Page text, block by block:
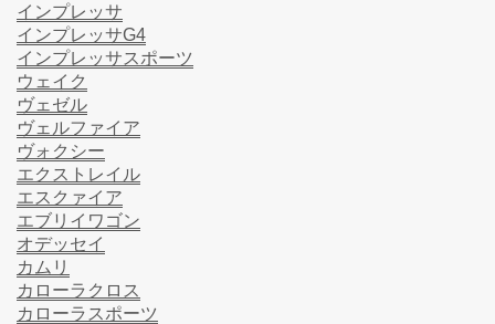
インプレッサ
インプレッサG4
インプレッサスポーツ
ウェイク
ヴェゼル
ヴェルファイア
ヴォクシー
エクストレイル
エスクァイア
エブリイワゴン
オデッセイ
カムリ
カローラクロス
カローラスポーツ